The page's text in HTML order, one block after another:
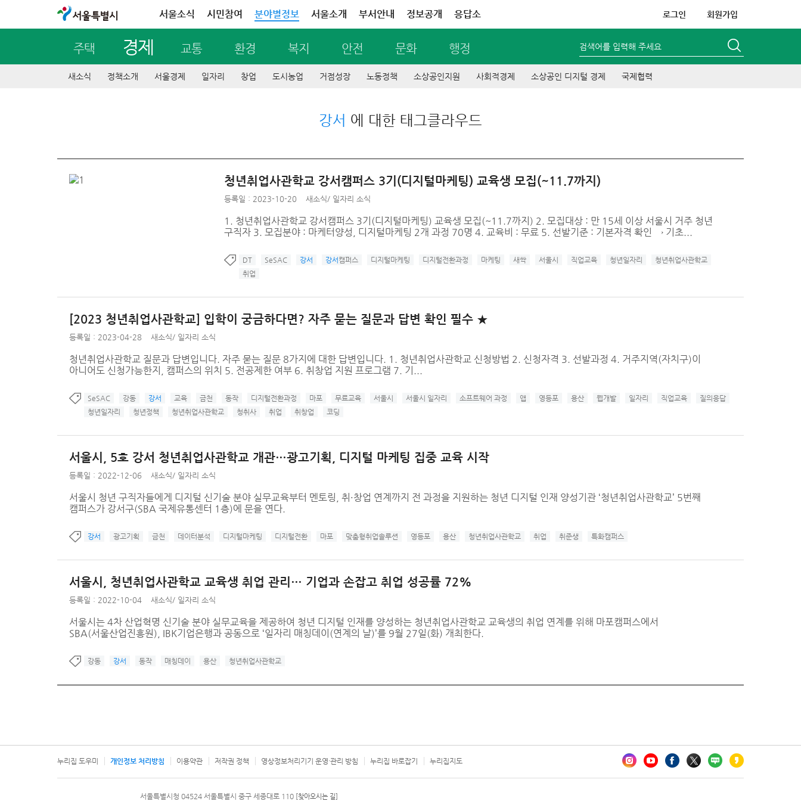
서울특별시 서울소식 시민참여 분야별정보 서울소개 부서안내 정보공개 응답소 로그인 회원가입
주택 경제 교통 환경 복지 안전 문화 행정 검색어를 입력해 주세요
새소식 정책소개 서울경제 일자리 창업 도시농업 거점성장 노동정책 소상공인지원 사회적경제 소상공인 디지털 경제 국제협력
강서 에 대한 태그클라우드
청년취업사관학교 강서캠퍼스 3기(디지털마케팅) 교육생 모집(~11.7까지)
등록일 : 2023-10-20 새소식/ 일자리 소식
1. 청년취업사관학교 강서캠퍼스 3기(디지털마케팅) 교육생 모집(~11.7까지) 2. 모집대상 : 만 15세 이상 서울시 거주 청년
구직자 3. 모집분야 : 마케터양성, 디지털마케팅 2개 과정 70명 4. 교육비 : 무료 5. 선발기준 : 기본자격 확인 → 기초...
DT SeSAC 강서 강서 캠퍼스 디지털마케팅 디지털전환과정 마케팅 새싹 서울시 직업교육 청년일자리
청년취업사관학교
취업
[2023 청년취업사관학교] 입학이 궁금하다면? 자주 묻는 질문과 답변 확인 필수 ★
등록일 : 2023-04-28 새소식/ 일자리 소식
청년취업사관학교 질문과 답변입니다. 자주 묻는 질문 8가지에 대한 답변입니다. 1. 청년취업사관학교 신청방법 2. 신청자격 3. 선발과정 4. 거주지역(자치구)이
아니어도 신청가능한지, 캠퍼스의 위치 5. 전공제한 여부 6. 취창업 지원 프로그램 7. 기...
SeSAC 강동 강서 교육 금천 동작 디지털전환과정 마포 무료교육 서울시 서울시 일자리 소프트웨어 과정 앱 영등포 용산 웹개발 일자리 직업교육
질의응답
청년일자리
청년정책 청년취업사관학교 청취사 취업 취창업 코딩
서울시, 5호 강서 청년취업사관학교 개관…광고기획, 디지털 마케팅 집중 교육 시작
등록일 : 2022-12-06 새소식/ 일자리 소식
서울시 청년 구직자들에게 디지털 신기술 분야 실무교육부터 멘토링, 취·창업 연계까지 전 과정을 지원하는 청년 디지털 인재 양성기관 ‘청년취업사관학교’ 5번째
캠퍼스가 강서구(SBA 국제유통센터 1층)에 문을 연다.
강서 광고기획 금천 데이터분석 디지털마케팅 디지털전환 마포 맞춤형취업솔루션 영등포 용산 청년취업사관학교 취업 취준생 특화캠퍼스
서울시, 청년취업사관학교 교육생 취업 관리… 기업과 손잡고 취업 성공률 72%
등록일 : 2022-10-04 새소식/ 일자리 소식
서울시는 4차 산업혁명 신기술 분야 실무교육을 제공하여 청년 디지털 인재를 양성하는 청년취업사관학교 교육생의 취업 연계를 위해 마포캠퍼스에서
SBA(서울산업진흥원), IBK기업은행과 공동으로 ‘일자리 매칭데이(연계의 날)’를 9월 27일(화) 개최한다.
강동 강서 동작 매칭데이 용산 청년취업사관학교
누리집 도우미 개인정보 처리방침 이용약관 저작권 정책 영상정보처리기기 운영·관리 방침 누리집 바로잡기 누리집지도
서울특별시청 04524 서울특별시 중구 세종대로 110 [찾아오시는 길]